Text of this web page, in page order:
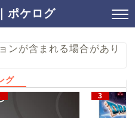
ポケログ
ンが含まれる場合があり
グ